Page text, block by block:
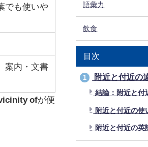
でも使いや
案内・文書
ofが便
語彙力
飲食
目次
1 附近と付近の
結論：附近と付
附近と付近の使
附近と付近の英